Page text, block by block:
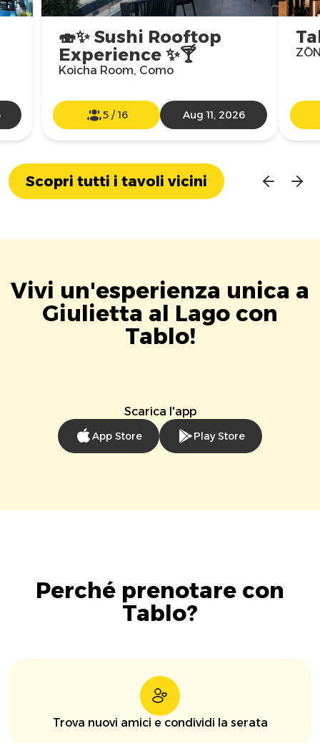
🍣✨ Sushi Rooftop
Experience ✨🍸
Koicha Room, Como
5/16 Aug 11, 2026
Scopri tutti i tavoli vicini
Vivi un'esperienza unica a
Giulietta al Lago con
Tablo!
Scarica l'app
App Store Play Store
Perché prenotare con
Tablo?
Trova nuovi amici e condividi la serata